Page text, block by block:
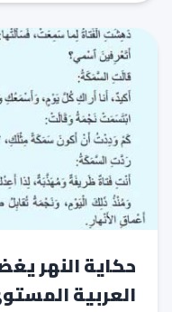
حكاية النهر
العربية